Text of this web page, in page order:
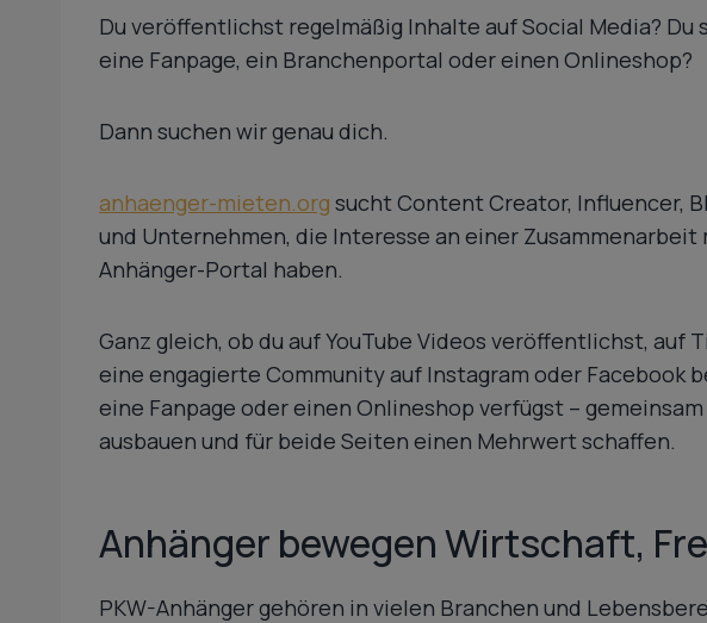
Du veröffentlichst regelmäßig Inhalte auf Social Media?
eine Fanpage, ein Branchenportal oder einen Onlineshop?
Dann suchen wir genau dich.
anhaenger-mieten.org sucht Content Creator, Influencer,
und Unternehmen, die Interesse an einer
Anhänger-Portal haben.
Ganz gleich, ob du auf YouTube Videos veröffentlichst, auf
eine engagierte Community auf Instagram oder Facebook
eine Fanpage oder einen Onlineshop verfügst –
ausbauen und für beide Seiten einen Mehrwert schaffen.
Anhänger bewegen Wirtschaft,
PKW-Anhänger gehören in vielen Branchen und